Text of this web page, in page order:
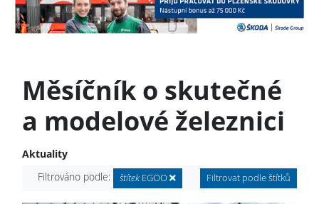
Měsíčník o skutečné
a modelové železnici
Aktuality
Filtrováno podle:
štítekEGOO Filtrovat podle štítků